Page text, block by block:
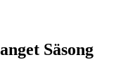
Säsong